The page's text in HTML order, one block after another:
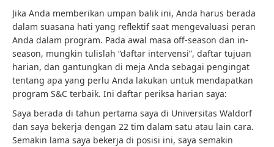
Jika Anda memberikan umpan balik ini, Anda harus berada
dalam suasana hati yang reflektif saat mengevaluasi peran
Anda dalam program. Pada awal masa off-season dan in-
season, mungkin tulislah “daftar intervensi”, daftar tujuan
harian, dan gantungkan di meja Anda sebagai pengingat
tentang apa yang perlu Anda lakukan untuk mendapatkan
program S&C terbaik. Ini daftar periksa harian saya:
Saya berada di tahun pertama saya di Universitas Waldorf
dan saya bekerja dengan 22 tim dalam satu atau lain cara.
Semakin lama saya bekerja di posisi ini, saya semakin